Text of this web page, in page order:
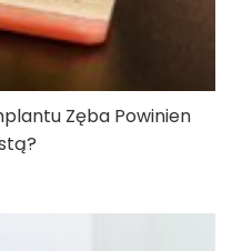
Zęba Powinien